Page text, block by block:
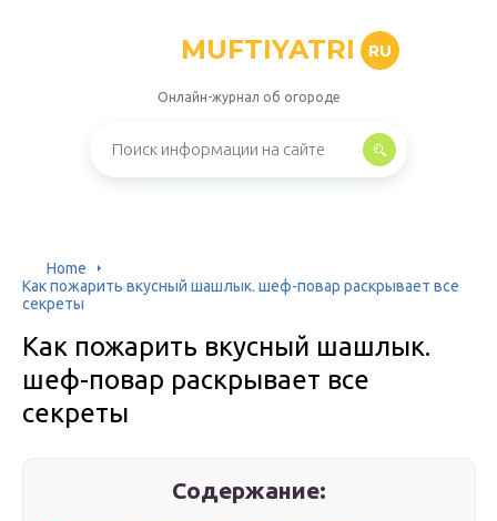
MUFTIYATRI RU
Онлайн-журнал об огороде
Home
Как пожарить вкусный шашлык. шеф-повар раскрывает все
секреты
Как пожарить вкусный шашлык.
шеф-повар раскрывает все
секреты
Содержание: